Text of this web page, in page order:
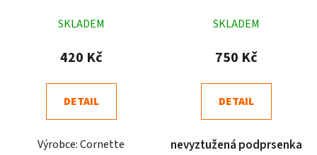
hodnocení
produktu
4,8
z
hvězdiček.
SKLADEM
420 Kč
DETAIL
Výrobce: Cornette
hodnocení
produktu
4,9
z
hvězdiček.
SKLADEM
750 Kč
DETAIL
nevyztužená podprsenka